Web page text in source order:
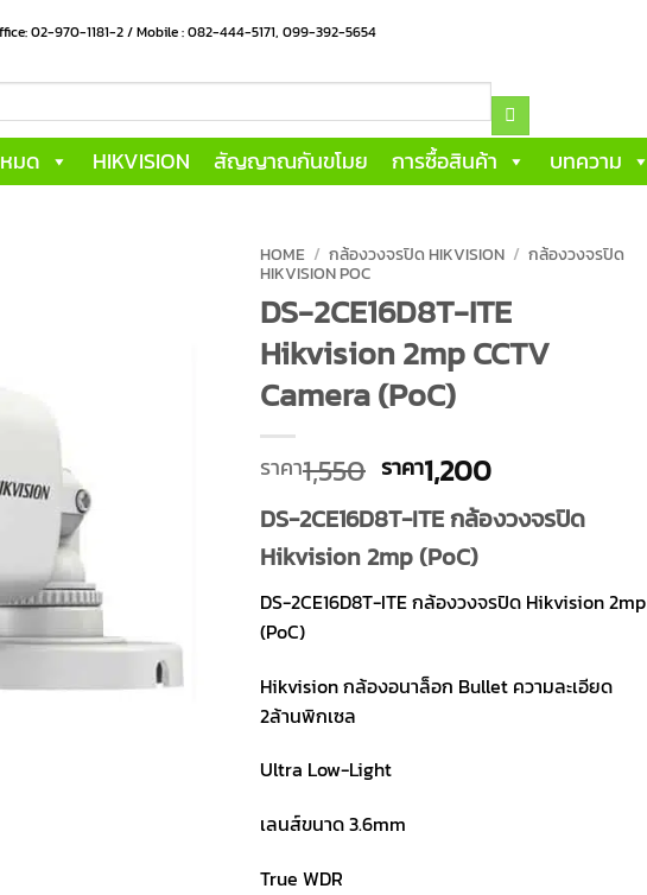
02-970-1181-2 / Mobile : 082-444-5171, 099-392-5654
มด HIKVISION สัญญาณกันขโมย การซื้อสินค้า บทความ
HOME / กล้องวงจรปิด HIKVISION / กล้องวงจรปิด
HIKVISION POC
DS-2CE16D8T-ITE
Hikvision 2mp CCTV
Camera (PoC)
ราคา1,550 Original
price
was:
ราคา
1,550.
ราคา1,200Current
is:
DS-2CE16D8T-ITE กล้องวงจรปิด
Hikvision 2mp (PoC)
DS-2CE16D8T-ITE กล้องวงจรปิด Hikvision 2mp
(PoC)
Hikvision กล้องอนาล็อก Bullet ความละเอียด
2ล้านพิกเซล
Ultra Low-Light
เลนส์ขนาด 3.6mm
True WDR